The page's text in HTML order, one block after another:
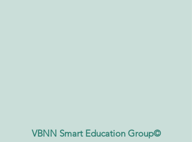
VBNN Smart Education Group©